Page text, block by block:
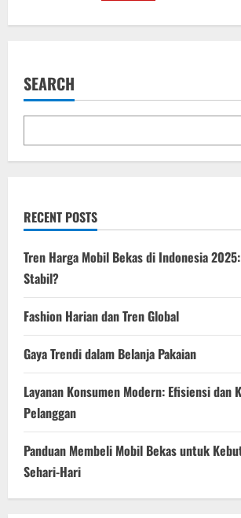
a
t
i
n
SEARCH
RECENT POSTS
Tren Harga Mobil Bekas di Indonesia
Stabil?
Fashion Harian dan Tren Global
Gaya Trendi dalam Belanja Pakaian
Layanan Konsumen Modern: Efisiensi dan
Pelanggan
Panduan Membeli Mobil Bekas untuk
Sehari-Hari